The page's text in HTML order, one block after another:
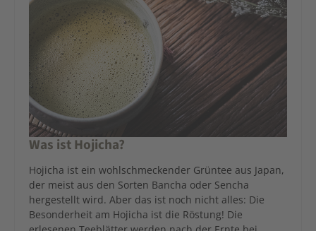
Was ist Hojicha?
Hojicha ist ein wohlschmeckender Grüntee aus Japan,
der meist aus den Sorten Bancha oder Sencha
hergestellt wird. Aber das ist noch nicht alles: Die
Besonderheit am Hojicha ist die Röstung! Die